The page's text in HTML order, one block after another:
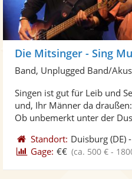
Die Mitsinger - Sing
Band, Unplugged Band/
Singen ist gut für Leib und
und, Ihr Männer da
Ob unbemerkt unter der
Standort: Duisburg (DE)
Gage: €€ (ca. 500 € -